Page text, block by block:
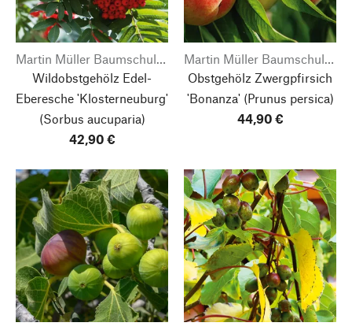
Martin Müller Baumschulen
Wildobstgehölz Edel-
Eberesche 'Klosterneuburg'
(Sorbus aucuparia)
42,90 €
Martin Müller Baumschulen
Obstgehölz Zwergpfirsich
'Bonanza'(Prunus persica)
44,90 €